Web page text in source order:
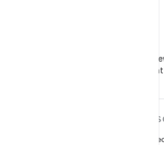
Sigue a Android
en WeChat